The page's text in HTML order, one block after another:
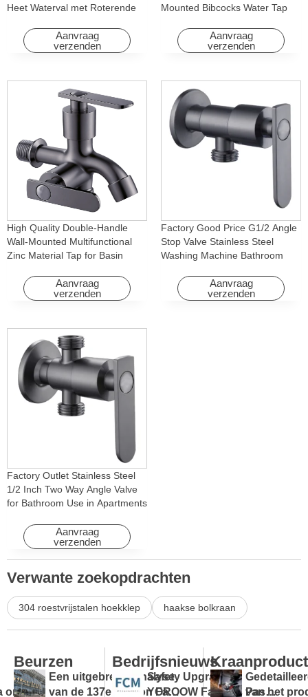
Heet Waterval met Roterende
AppartementAanvraag
verzenden
Mounted Bibcocks Water Tap
Aanvraag
verzenden
High Quality Double-Handle
Wall-Mounted Multifunctional
Zinc Material Tap for Basin
Homes
Aanvraag
verzenden
Factory Good Price G1/2 Angle
Stop Valve Stainless Steel
Washing Machine Bathroom
Apartments & Hotels
Aanvraag
verzenden
Factory Outlet Stainless Steel
1/2 Inch Two Way Angle Valve
for Bathroom Use in Apartments
Aanvraag
verzenden
Verwante zoekopdrachten
304 roestvrijstalen hoekklep haakse bolkraan
onder
Beurzen
Een uitgebreide analyse
van de 137e Canton Fair
Bedrijfsnieuws
Safety Upgraded:
YOROOW Faucets Pass
van het